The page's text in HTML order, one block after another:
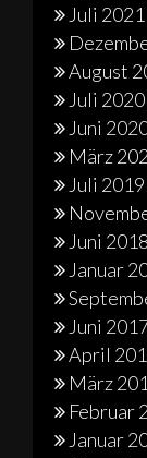
Juli 2021
August
Juli 2020
Juni
März
Juli 2019
Juni 2018
Januar
Juni
April
März
Februar
Januar